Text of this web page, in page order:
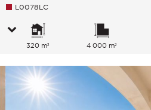
L0078LC
320 m² 4 000 m²